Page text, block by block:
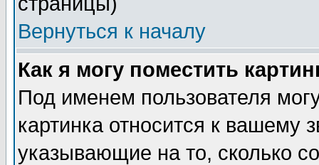
Вернуться к началу
Как я могу поместить
Под именем пользователя
картинка относится к вашему
указывающие на то, сколько